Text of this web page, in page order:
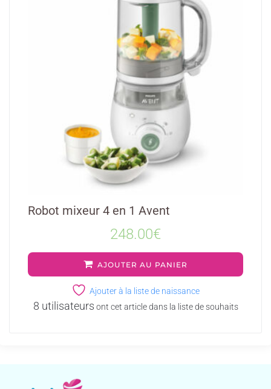
Robot mixeur 4 en 1 Avent
248.00€
AJOUTER AU PANIER
Ajouter à la liste de naissance
8 utilisateurs ont cet article dans la liste de souhaits